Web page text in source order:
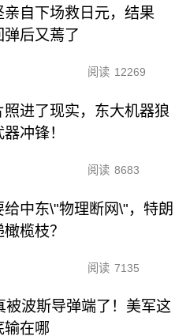
亲自下场救日元，结果
弹后又蔫了
阅读 12269
照进了现实，东大机器狼
冲锋！
阅读 8683
给中东\"物理断网\"，特朗
榄枝？
阅读 7135
被波斯导弹端了！美军这
输在哪